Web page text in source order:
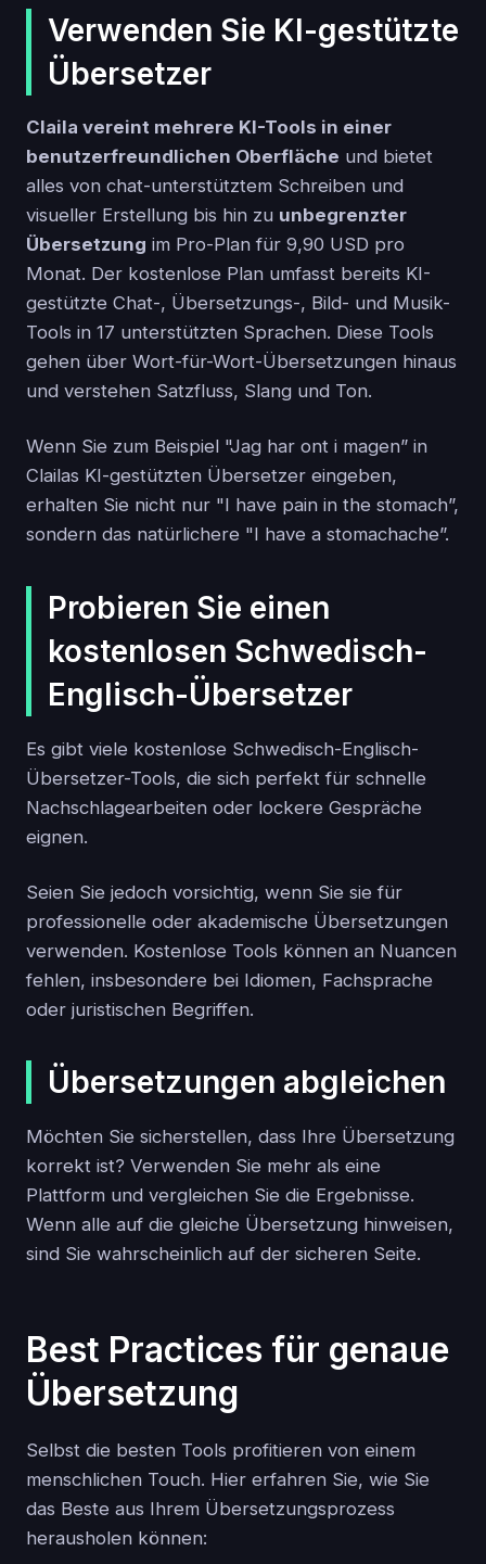
Verwenden Sie KI-gestützte
Übersetzer
Claila vereint mehrere KI-Tools in einer
benutzerfreundlichen Oberfläche und bietet
alles von chat-unterstütztem Schreiben und
visueller Erstellung bis hin zu unbegrenzter
Übersetzung im Pro-Plan für 9,90 USD pro
Monat. Der kostenlose Plan umfasst bereits KI-
gestützte Chat-, Übersetzungs-, Bild- und Musik-
Tools in 17 unterstützten Sprachen. Diese Tools
gehen über Wort-für-Wort-Übersetzungen hinaus
und verstehen Satzfluss, Slang und Ton.
Wenn Sie zum Beispiel "Jag har ont i magen” in
Clailas KI-gestützten Übersetzer eingeben,
erhalten Sie nicht nur "I have pain in the stomach”,
sondern das natürlichere "I have a stomachache”.
Probieren Sie einen
kostenlosen Schwedisch-
Englisch-Übersetzer
Es gibt viele kostenlose Schwedisch-Englisch-
Übersetzer-Tools, die sich perfekt für schnelle
Nachschlagearbeiten oder lockere Gespräche
eignen.
Seien Sie jedoch vorsichtig, wenn Sie sie für
professionelle oder akademische Übersetzungen
verwenden. Kostenlose Tools können an Nuancen
fehlen, insbesondere bei Idiomen, Fachsprache
oder juristischen Begriffen.
Übersetzungen abgleichen
Möchten Sie sicherstellen, dass Ihre Übersetzung
korrekt ist? Verwenden Sie mehr als eine
Plattform und vergleichen Sie die Ergebnisse.
Wenn alle auf die gleiche Übersetzung hinweisen,
sind Sie wahrscheinlich auf der sicheren Seite.
Best Practices für genaue
Übersetzung
Selbst die besten Tools profitieren von einem
menschlichen Touch. Hier erfahren Sie, wie Sie
das Beste aus Ihrem Übersetzungsprozess
herausholen können: